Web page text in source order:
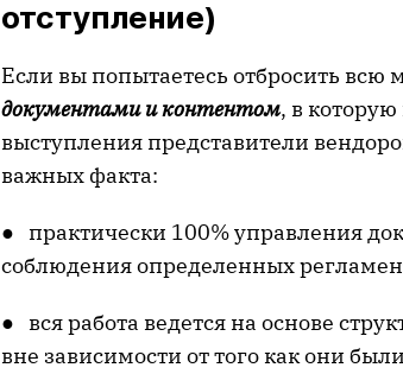
отступление)
Если вы попытаетесь отбросить всю
документами и контентом, в
выступления представители
важных факта:
● практически 100% управления
соблюдения определенных
● вся работа ведется на основе
вне зависимости от того как они